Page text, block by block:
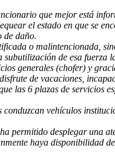
que mejor está
el estado en que se
de daño.
o malintencionada,
de esa fuerza
generales (chofer) y
de vacaciones,
las 6 plazas de servicios
vehículos
permitido desplegar una
haya disponibilidad